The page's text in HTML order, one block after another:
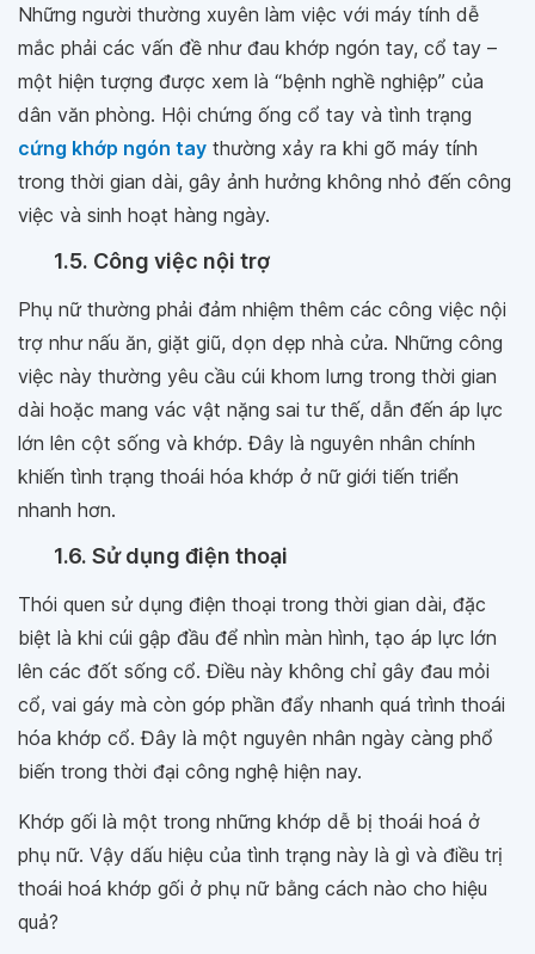
Những người thường xuyên làm việc với máy tính dễ
mắc phải các vấn đề như đau khớp ngón tay, cổ tay –
một hiện tượng được xem là “bệnh nghề nghiệp” của
dân văn phòng. Hội chứng ống cổ tay và tình trạng
cứng khớp ngón tay thường xảy ra khi gõ máy tính
trong thời gian dài, gây ảnh hưởng không nhỏ đến công
việc và sinh hoạt hàng ngày.
1.5. Công việc nội trợ
Phụ nữ thường phải đảm nhiệm thêm các công việc nội
trợ như nấu ăn, giặt giũ, dọn dẹp nhà cửa. Những công
việc này thường yêu cầu cúi khom lưng trong thời gian
dài hoặc mang vác vật nặng sai tư thế, dẫn đến áp lực
lớn lên cột sống và khớp. Đây là nguyên nhân chính
khiến tình trạng thoái hóa khớp ở nữ giới tiến triển
nhanh hơn.
1.6. Sử dụng điện thoại
Thói quen sử dụng điện thoại trong thời gian dài, đặc
biệt là khi cúi gập đầu để nhìn màn hình, tạo áp lực lớn
lên các đốt sống cổ. Điều này không chỉ gây đau mỏi
cổ, vai gáy mà còn góp phần đẩy nhanh quá trình thoái
hóa khớp cổ. Đây là một nguyên nhân ngày càng phổ
biến trong thời đại công nghệ hiện nay.
Khớp gối là một trong những khớp dễ bị thoái hoá ở
phụ nữ. Vậy dấu hiệu của tình trạng này là gì và điều trị
thoái hoá khớp gối ở phụ nữ bằng cách nào cho hiệu
quả?